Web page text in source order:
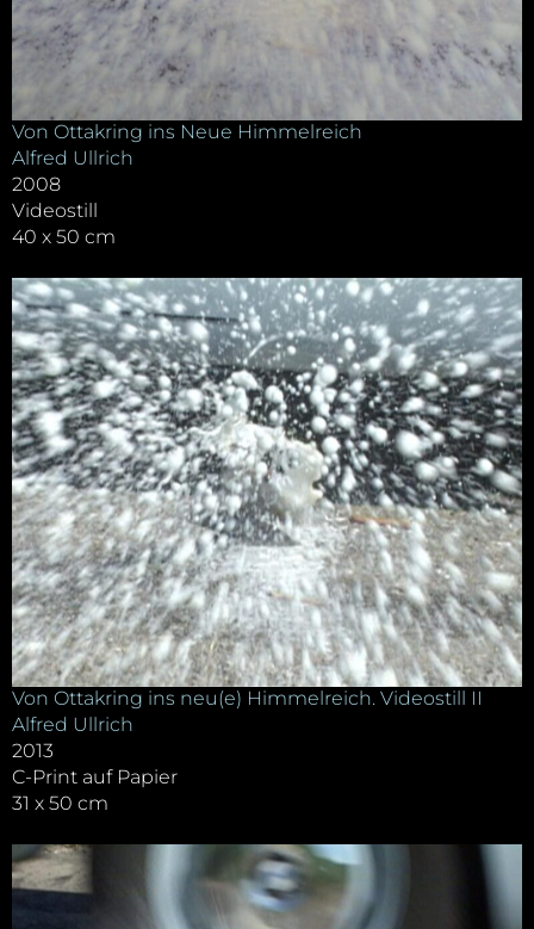
Von Ottakring ins Neue Himmelreich
Alfred Ullrich
2008
Videostill
40 x 50 cm
Von Ottakring ins neu(e) Himmelreich. Videostill II
Alfred Ullrich
2013
C-Print auf Papier
31 x 50 cm